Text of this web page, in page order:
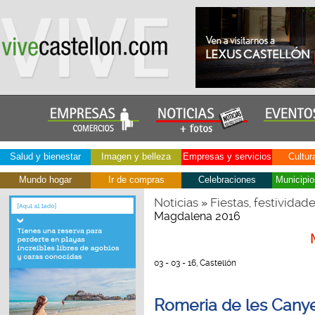
Salud y bienestar Imagen y belleza Empresas y servicios
Mundo hogar Ir de compras Celebraciones
Noticias» Fiestas,
Magdalena 2016
03 - 03 - 16, Castellón
Romeria de les